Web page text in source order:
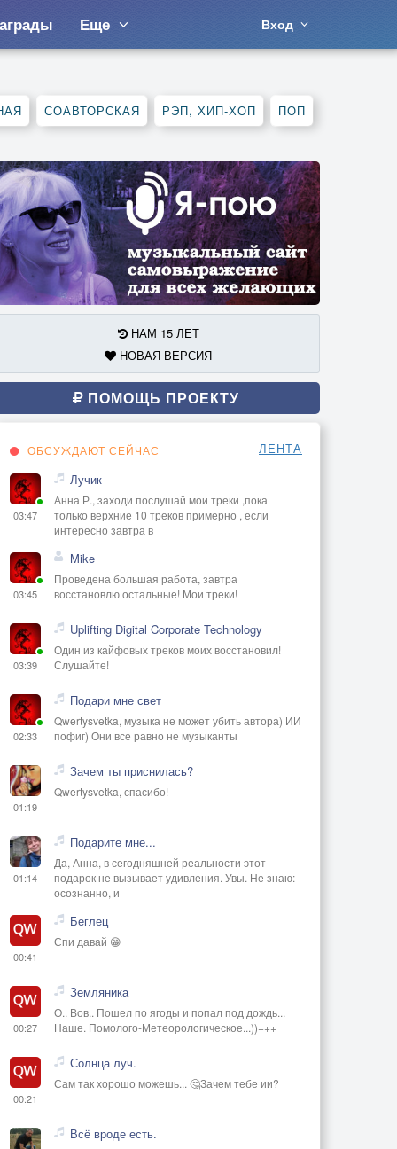
Еще Вход
СОАВТОРСКАЯ РЭП, ХИП-ХОП ПОП
НАМ 15 ЛЕТ
НОВАЯ ВЕРСИЯ
ПОМОЩЬ ПРОЕКТУ
ОБСУЖДАЮТ СЕЙЧАС ЛЕНТА
03:47
Лучик
Анна Р., заходи послушай мои треки ,пока
только верхние 10 треков примерно , если
интересно завтра в
03:45
Mike
Проведена большая работа, завтра
восстановлю остальные! Мои треки!
03:39
Uplifting Digital Corporate Technology
Один из кайфовых треков моих восстановил!
Слушайте!
02:33
Подари мне свет
Qwertysvetka, музыка не может убить автора) ИИ
пофиг) Они все равно не музыканты
01:19
Зачем ты приснилась?
Qwertysvetka, спасибо!
01:14
Подарите мне...
Да, Анна, в сегодняшней реальности этот
подарок не вызывает удивления. Увы. Не знаю:
осознанно, и
00:41
Беглец
Спи давай 😁
00:27
Земляника
О.. Вов.. Пошел по ягоды и попал под дождь...
Наше. Помолого-Метеорологическое...))+++
00:21
Солнца луч.
Сам так хорошо можешь... 🤔Зачем тебе ии?
Всё вроде есть.